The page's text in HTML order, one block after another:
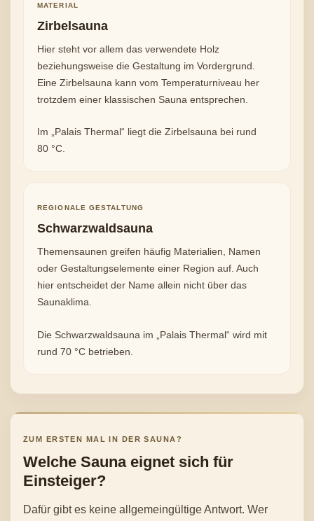
MATERIAL
Zirbelsauna
Hier steht vor allem das verwendete Holz
beziehungsweise die Gestaltung im Vordergrund.
Eine Zirbelsauna kann vom Temperaturniveau her
trotzdem einer klassischen Sauna entsprechen.
Im „Palais Thermal“ liegt die Zirbelsauna bei rund
80 °C.
REGIONALE GESTALTUNG
Schwarzwaldsauna
Themensaunen greifen häufig Materialien, Namen
oder Gestaltungselemente einer Region auf. Auch
hier entscheidet der Name allein nicht über das
Saunaklima.
Die Schwarzwaldsauna im „Palais Thermal“ wird mit
rund 70 °C betrieben.
ZUM ERSTEN MAL IN DER SAUNA?
Welche Sauna eignet sich für
Einsteiger?
Dafür gibt es keine allgemeingültige Antwort. Wer